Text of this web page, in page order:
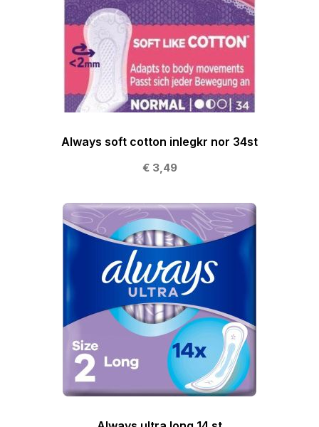
Always soft cotton inlegkr nor 34st
€ 3,49